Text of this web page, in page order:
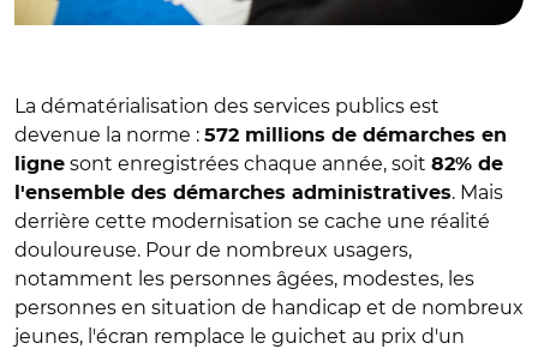
La dématérialisation des services publics est
devenue la norme : 572 millions de démarches en
ligne sont enregistrées chaque année, soit 82% de
l'ensemble des démarches administratives. Mais
derrière cette modernisation se cache une réalité
douloureuse. Pour de nombreux usagers,
notamment les personnes âgées, modestes, les
personnes en situation de handicap et de nombreux
jeunes, l'écran remplace le guichet au prix d'un